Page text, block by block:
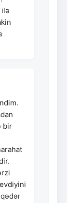
bir